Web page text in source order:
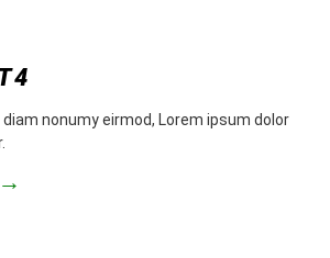
4
nonumy eirmod, Lorem ipsum dolor